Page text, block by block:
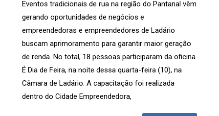
Eventos tradicionais de rua na região do Pantanal vêm
gerando oportunidades de negócios e
empreendedoras e empreendedores de Ladário
buscam aprimoramento para garantir maior geração
de renda. No total, 18 pessoas participaram da oficina
É Dia de Feira, na noite dessa quarta-feira (10), na
Câmara de Ladário. A capacitação foi realizada
dentro do Cidade Empreendedora,